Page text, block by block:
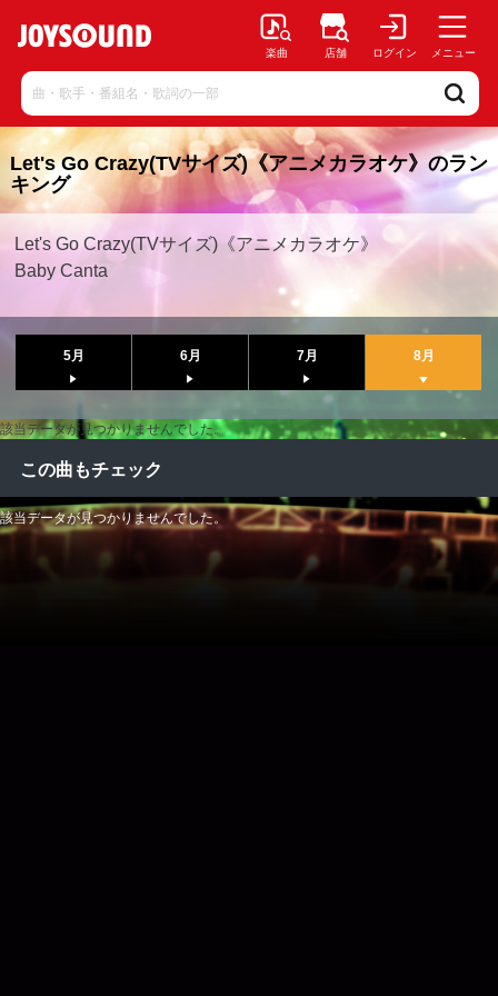
楽曲 店舗 ログイン メニュー
Let's Go Crazy(TVサイズ)《アニメカラオケ》のラン
キング
Let's Go Crazy(TVサイズ)《アニメカラオケ》
Baby Canta
5月 6月 7月 8月
該当データが見つかりませんでした。
この曲もチェック
該当データが見つかりませんでした。